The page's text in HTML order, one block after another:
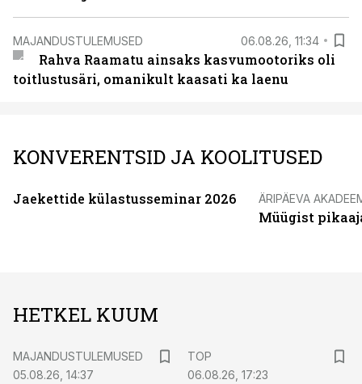
MAJANDUSTULEMUSED 06.08.26, 11:34
Rahva Raamatu ainsaks kasvumootoriks oli
toitlustusäri, omanikult kaasati ka laenu
KONVERENTSID JA KOOLITUSED
Jaekettide külastusseminar 2026 ÄRIPÄEVA
Müügist
HETKEL KUUM
MAJANDUSTULEMUSED
05.08.26, 14:37
TOP
06.08.26, 17:23